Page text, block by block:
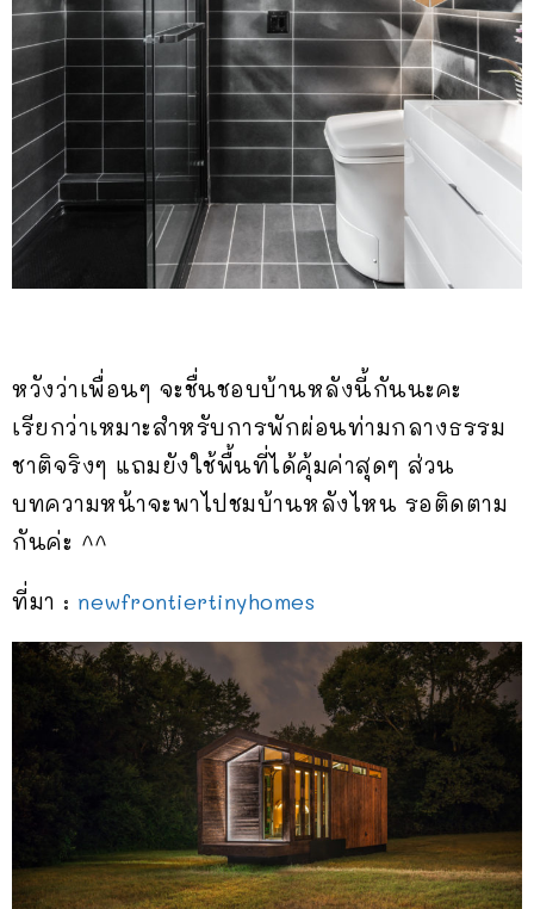
หวังว่าเพื่อนๆ จะชื่นชอบบ้านหลังนี้กันนะคะ
เรียกว่าเหมาะสำหรับการพักผ่อนท่ามกลางธรรม
ชาติจริงๆ แถมยังใช้พื้นที่ได้คุ้มค่าสุดๆ ส่วน
บทความหน้าจะพาไปชมบ้านหลังไหน รอติดตาม
กันค่ะ ^^
ที่มา : newfrontiertinyhomes